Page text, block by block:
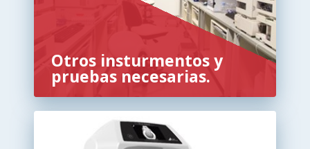
Otros insturmentos y
pruebas necesarias.